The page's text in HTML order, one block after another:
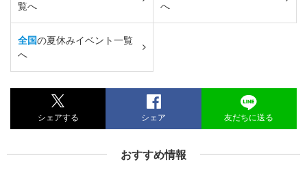
覧へ へ
全国の夏休みイベント一覧
へ
シェアする シェア 友だちに送る
おすすめ情報